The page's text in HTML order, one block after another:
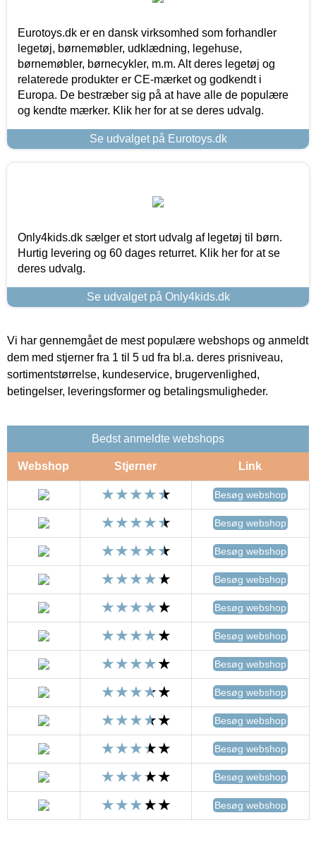
Eurotoys.dk er en dansk virksomhed som forhandler
legetøj, børnemøbler, udklædning, legehuse,
børnemøbler, børnecykler, m.m. Alt deres legetøj og
relaterede produkter er CE-mærket og godkendt i
Europa. De bestræber sig på at have alle de populære
og kendte mærker. Klik her for at se deres udvalg.
Se udvalget på Eurotoys.dk
Only4kids.dk sælger et stort udvalg af legetøj til børn.
Hurtig levering og 60 dages returret. Klik her for at se
deres udvalg.
Se udvalget på Only4kids.dk
Vi har gennemgået de mest populære webshops og anmeldt
dem med stjerner fra 1 til 5 ud fra bl.a. deres prisniveau,
sortimentstørrelse, kundeservice, brugervenlighed,
betingelser, leveringsformer og betalingsmuligheder.
Bedst anmeldte webshops
Webshop Stjerner Link
Besøg webshop
Besøg webshop
Besøg webshop
Besøg webshop
Besøg webshop
Besøg webshop
Besøg webshop
Besøg webshop
Besøg webshop
Besøg webshop
Besøg webshop
Besøg webshop